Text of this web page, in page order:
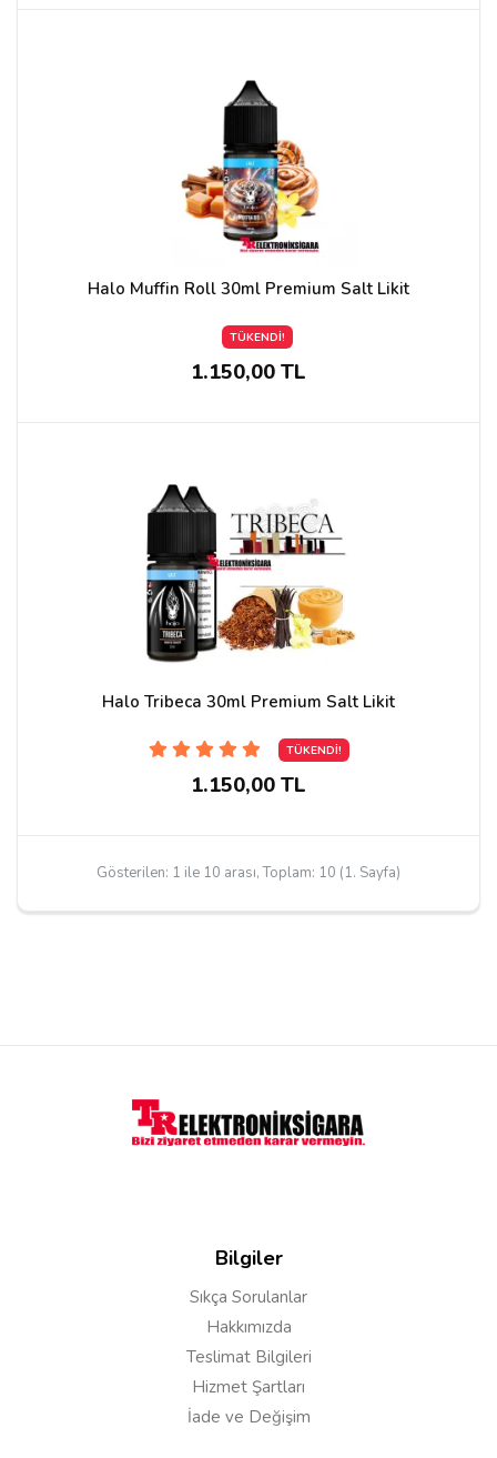
Halo Muffin Roll 30ml Premium Salt Likit
TÜKENDİ!
1.150,00 TL
Halo Tribeca 30ml Premium Salt Likit
TÜKENDİ!
1.150,00 TL
Gösterilen: 1 ile 10 arası, Toplam: 10 (1. Sayfa)
Bilgiler
Sıkça Sorulanlar
Hakkımızda
Teslimat Bilgileri
Hizmet Şartları
İade ve Değişim